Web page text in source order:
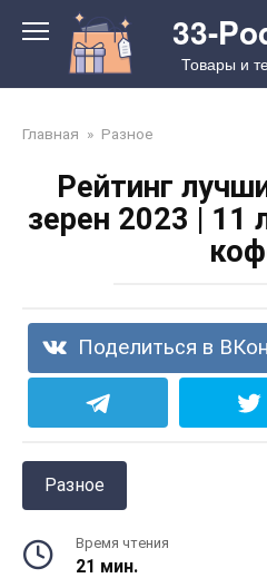
контенту
33-
Товары и
Главная » Разное
Рейтинг
зерен 2023 | 11
Поделиться в
Разное
Время чтения
21 мин.